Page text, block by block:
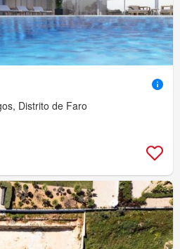
Distrito de Faro